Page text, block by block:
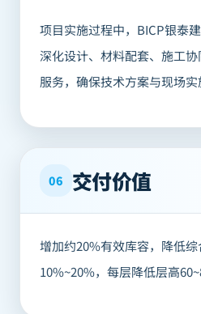
项目实施过程中，BICP银泰
深化设计、材料配套、施工
服务，确保技术方案与现场实
06 交付价值
增加约20%有效库容，降低
10%~20%，每层降低层高